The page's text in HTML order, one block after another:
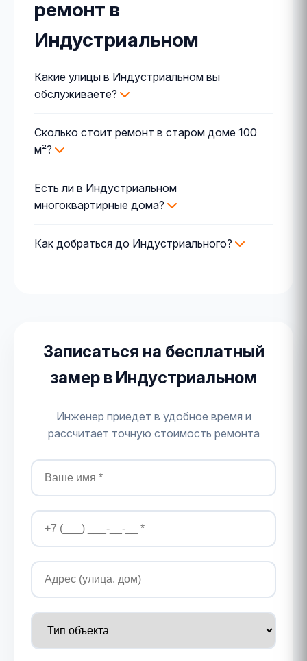
ремонт в
Индустриальном
Какие улицы в Индустриальном вы
обслуживаете?
Сколько стоит ремонт в старом доме 100
м²?
Есть ли в Индустриальном
многоквартирные дома?
Как добраться до Индустриального?
Записаться на бесплатный
замер в Индустриальном
Инженер приедет в удобное время и
рассчитает точную стоимость ремонта